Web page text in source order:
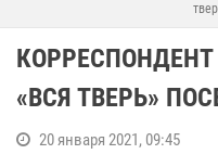
«ВСЯ ТВЕРЬ»
20 января 2021, 09:45